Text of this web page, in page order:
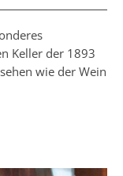
Keller der 1893
wie der Wein